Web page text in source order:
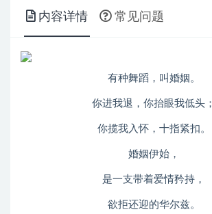
内容详情 常见问题
有种舞蹈，叫婚姻。
你进我退，你抬眼我低头；
你揽我入怀，十指紧扣。
婚姻伊始，
是一支带着爱情矜持，
欲拒还迎的华尔兹。